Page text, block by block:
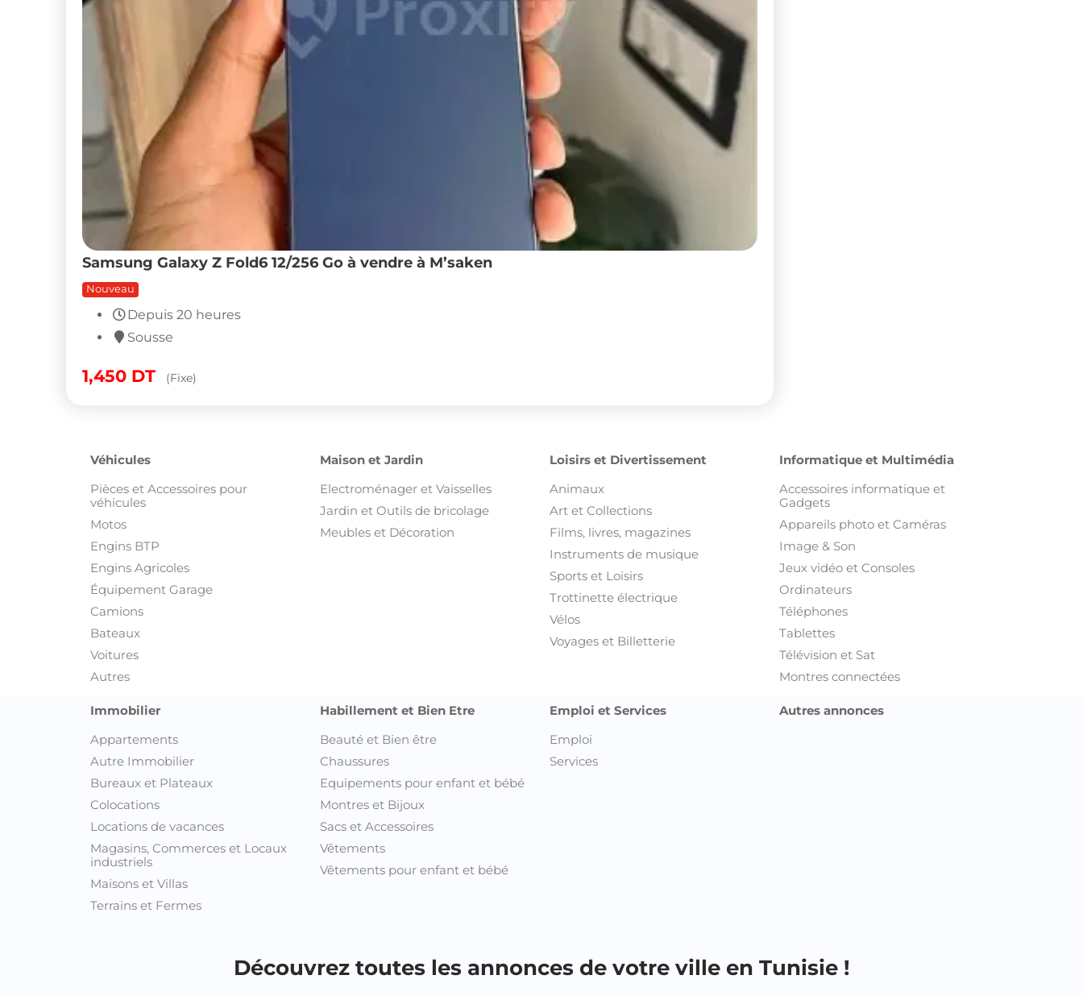
Samsung Galaxy Z Fold6 12/256 Go à vendre à M’saken
Nouveau
Depuis 20 heures
Sousse
1,450 DT (Fixe)
Véhicules
Pièces et Accessoires pour
véhicules
Motos
Engins BTP
Engins Agricoles
Équipement Garage
Camions
Bateaux
Voitures
Autres
Maison et Jardin
Electroménager et Vaisselles
Jardin et Outils de bricolage
Meubles et Décoration
Loisirs et Divertissement
Animaux
Art et Collections
Films, livres, magazines
Instruments de musique
Sports et Loisirs
Trottinette électrique
Vélos
Voyages et Billetterie
Informatique et Multimédia
Accessoires informatique et
Gadgets
Appareils photo et Caméras
Image & Son
Jeux vidéo et Consoles
Ordinateurs
Téléphones
Tablettes
Télévision et Sat
Montres connectées
Immobilier
Appartements
Autre Immobilier
Bureaux et Plateaux
Colocations
Locations de vacances
Magasins, Commerces et Locaux
industriels
Maisons et Villas
Terrains et Fermes
Habillement et Bien Etre
Beauté et Bien être
Chaussures
Equipements pour enfant et bébé
Montres et Bijoux
Sacs et Accessoires
Vêtements
Vêtements pour enfant et bébé
Emploi et Services
Emploi
Services
Autres annonces
Découvrez toutes les annonces de votre ville en Tunisie !